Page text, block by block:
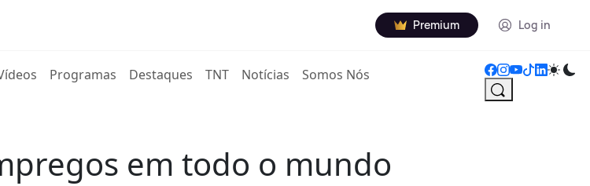
Premium Log in
Programas Destaques TNT Notícias Somos Nós
em todo o mundo